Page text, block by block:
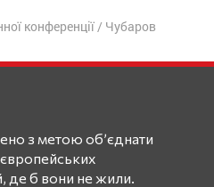
конференції/ Чубаров
з метою об’єднати
де б вони не жили.